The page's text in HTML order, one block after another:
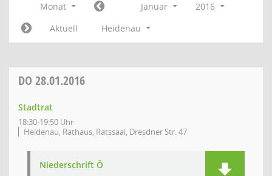
Monat Januar
2016
Aktuell
Heidenau
DO 28.01.2016
Stadtrat
18:30-19:50 Uhr
Heidenau, Rathaus, Ratssaal, Dresdner Str. 47
Niederschrift Ö